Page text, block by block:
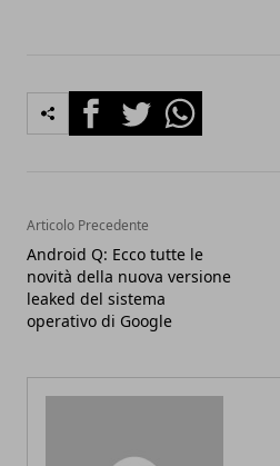
FacebookTwitterWhatsapp
Articolo Precedente
Android Q: Ecco tutte le
novità della nuova versione
leaked del sistema
operativo di Google